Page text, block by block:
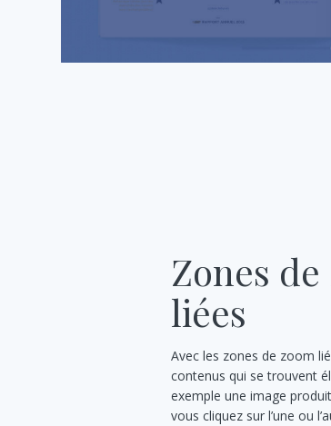
Zones
liées
Avec les zones de zoom
contenus qui se trouvent
exemple une image
vous cliquez sur l’une ou